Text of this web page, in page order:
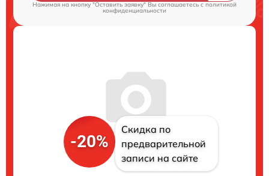
Нажимая на кнопку "Оставить заявку" Вы соглашаетесь cполитикой
конфиденциальности
-20%
Скидка по
предварительной
записи на сайте